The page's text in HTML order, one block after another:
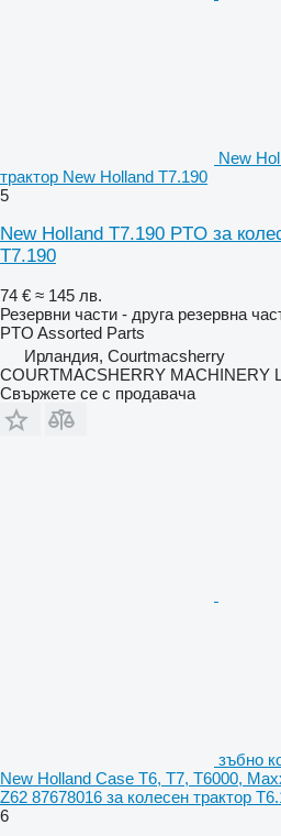
New
трактор New Holland T7.190
5
New Holland T7.190 PTO за
T7.190
74 € ≈ 145 лв.
Резервни части - друга резервна
PTO Assorted Parts
Ирландия, Courtmacsherry
COURTMACSHERRY MACHINERY
Свържете се с продавача
зъбно
New Holland Case T6, T7, T6000,
Z62 87678016 за колесен трактор
6